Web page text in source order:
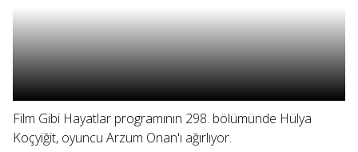
Film Gibi Hayatlar programının 298. bölümünde Hülya
Koçyiğit, oyuncu Arzum Onan'ı ağırlıyor.